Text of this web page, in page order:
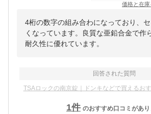
価格と在庫
4桁の数字の組み合わになっており、
くなっています。良質な亜鉛合金で作
耐久性に優れています。
回答された質問
TSAロックの南京錠｜ドンキなどで買えるお
1件 のおすすめ口コミがあ